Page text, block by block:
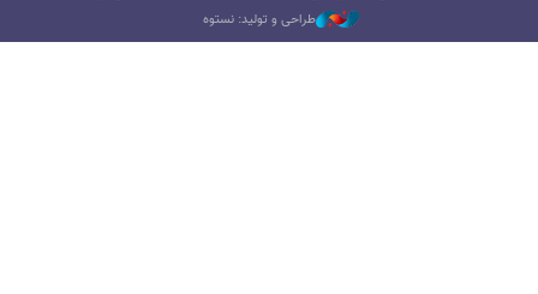
طراحی و تولید: نستوه